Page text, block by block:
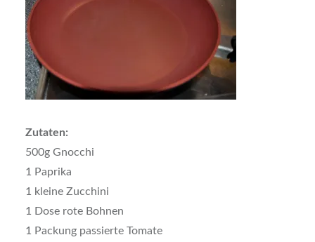
Zutaten:
500g Gnocchi
1 Paprika
1 kleine Zucchini
1 Dose rote Bohnen
1 Packung passierte Tomate